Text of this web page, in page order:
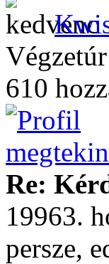
610
Re:
19963.
persze,